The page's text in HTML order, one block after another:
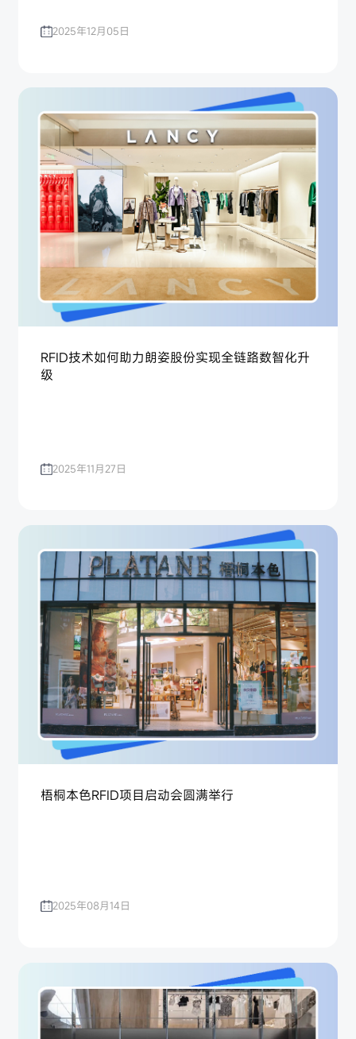
2025年12月05日
RFID技术如何助力朗姿股份实现全链路数智化升
级
2025年11月27日
梧桐本色RFID项目启动会圆满举行
2025年08月14日